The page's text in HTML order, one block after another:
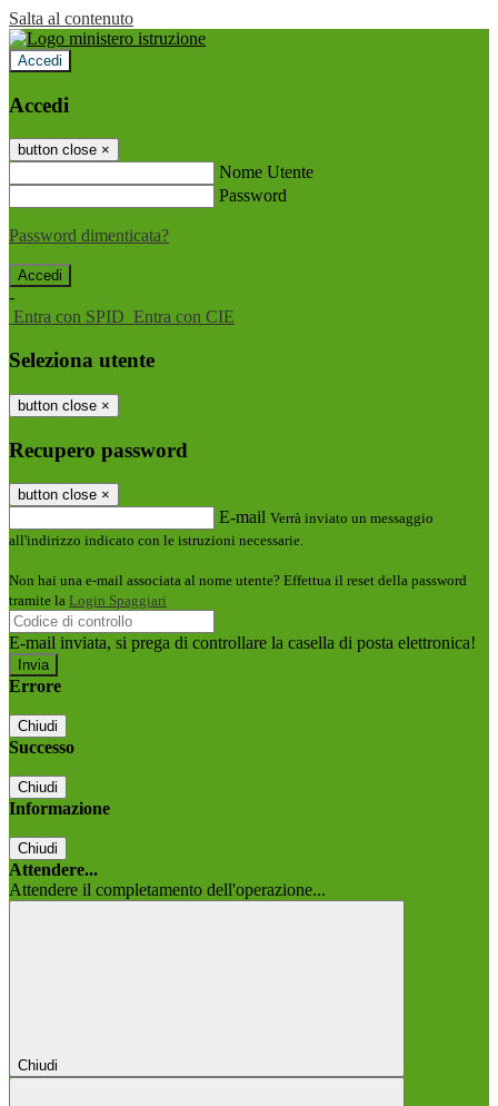
Salta al contenuto
Accedi
Accedi
button close ×
Nome Utente
Password
Password dimenticata?
-
Entra con SPID Entra con CIE
Seleziona utente
button close ×
Recupero password
button close ×
E-mail Verrà inviato un messaggio
all'indirizzo indicato con le istruzioni necessarie.
Non hai una e-mail associata al nome utente? Effettua il reset della password
tramite la Login Spaggiari
E-mail inviata, si prega di controllare la casella di posta elettronica!
Errore
Chiudi
Successo
Chiudi
Informazione
Chiudi
Attendere...
Attendere il completamento dell'operazione...
Chiudi